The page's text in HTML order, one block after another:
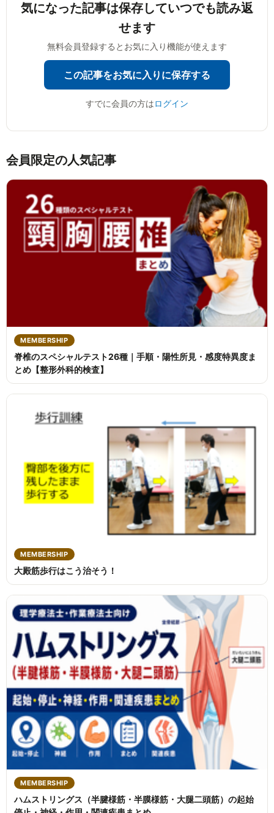
気になった記事は保存していつでも読み返
せます
無料会員登録するとお気に入り機能が使えます
この記事をお気に入りに保存する
すでに会員の方はログイン
会員限定の人気記事
MEMBERSHIP
脊椎のスペシャルテスト26種｜手順・陽性所見・感度特異度ま
とめ【整形外科的検査】
MEMBERSHIP
大殿筋歩行はこう治そう！
MEMBERSHIP
ハムストリングス（半腱様筋・半膜様筋・大腿二頭筋）の起始